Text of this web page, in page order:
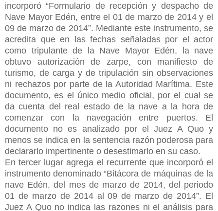
incorporó “Formulario de recepción y despacho de
Nave Mayor Edén, entre el 01 de marzo de 2014 y el
09 de marzo de 2014”. Mediante este instrumento, se
acredita que en las fechas señaladas por el actor
como tripulante de la Nave Mayor Edén, la nave
obtuvo autorización de zarpe, con manifiesto de
turismo, de carga y de tripulación sin observaciones
ni rechazos por parte de la Autoridad Marítima. Este
documento, es el único medio oficial, por el cual se
da cuenta del real estado de la nave a la hora de
comenzar con la navegación entre puertos. El
documento no es analizado por el Juez A Quo y
menos se indica en la sentencia razón poderosa para
declararlo impertinente o desestimarlo en su caso.
En tercer lugar agrega el recurrente que incorporó el
instrumento denominado “Bitácora de máquinas de la
nave Edén, del mes de marzo de 2014, del periodo
01 de marzo de 2014 al 09 de marzo de 2014”. El
Juez A Quo no indica las razones ni el análisis para